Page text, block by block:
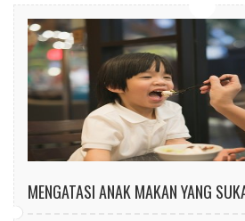
MENGATASI ANAK MAKAN YANG